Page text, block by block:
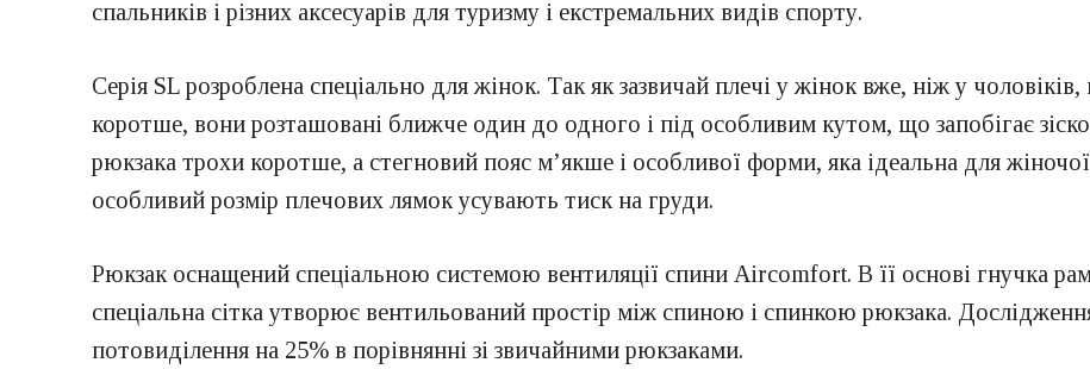
спальників і різних аксесуарів для туризму і екстремальних видів спорту.
Серія SL розроблена спеціально для жінок. Так як зазвичай плечі у жінок вже, ніж у
коротше, вони розташовані ближче один до одного і під особливим кутом, що запобігає
рюкзака трохи коротше, а стегновий пояс м’якше і особливої форми, яка ідеальна для
особливий розмір плечових лямок усувають тиск на груди.
Рюкзак оснащений спеціальною системою вентиляції спини Aircomfort. В її основі гнучка
спеціальна сітка утворює вентильований простір між спиною і спинкою рюкзака.
потовиділення на 25% в порівнянні зі звичайними рюкзаками.